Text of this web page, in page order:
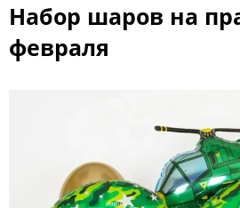
Набор шаров на
февраля